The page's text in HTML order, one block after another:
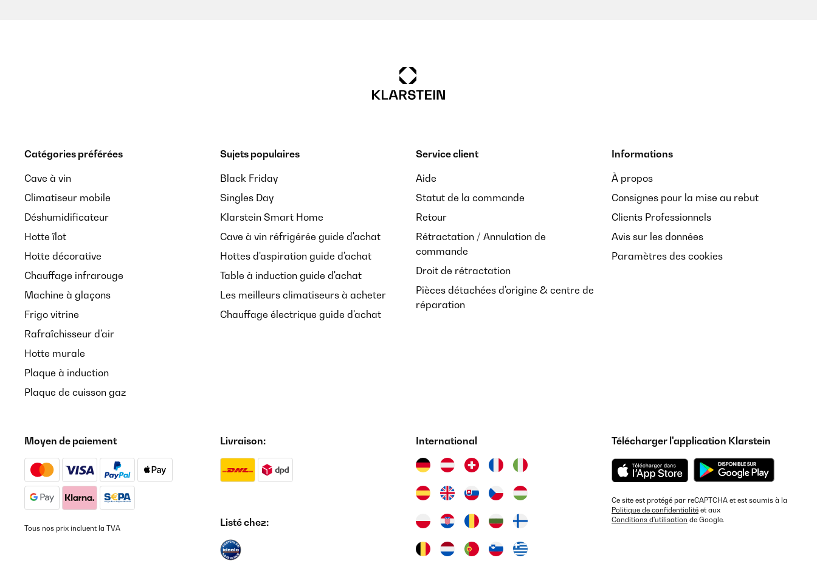
Catégories préférées
Cave à vin
Climatiseur mobile
Déshumidificateur
Hotte îlot
Hotte décorative
Chauffage infrarouge
Machine à glaçons
Frigo vitrine
Rafraîchisseur d'air
Hotte murale
Plaque à induction
Plaque de cuisson gaz
Sujets populaires
Black Friday
Singles Day
Klarstein Smart Home
Cave à vin réfrigérée guide d'achat
Hottes d'aspiration guide d'achat
Table à induction guide d'achat
Les meilleurs climatiseurs à acheter
Chauffage électrique guide d'achat
Service client
Aide
Statut de la commande
Retour
Rétractation / Annulation de
commande
Droit de rétractation
Pièces détachées d'origine & centre de
réparation
Informations
À propos
Consignes pour la mise au rebut
Clients Professionnels
Avis sur les données
Paramètres des cookies
Moyen de paiement
Tous nos prix incluent la TVA
Livraison:
Listé chez:
International Télécharger l'application Klarstein
Ce site est protégé par reCAPTCHA et est soumis à la
Politique de confidentialité et aux
Conditions d'utilisation de Google.